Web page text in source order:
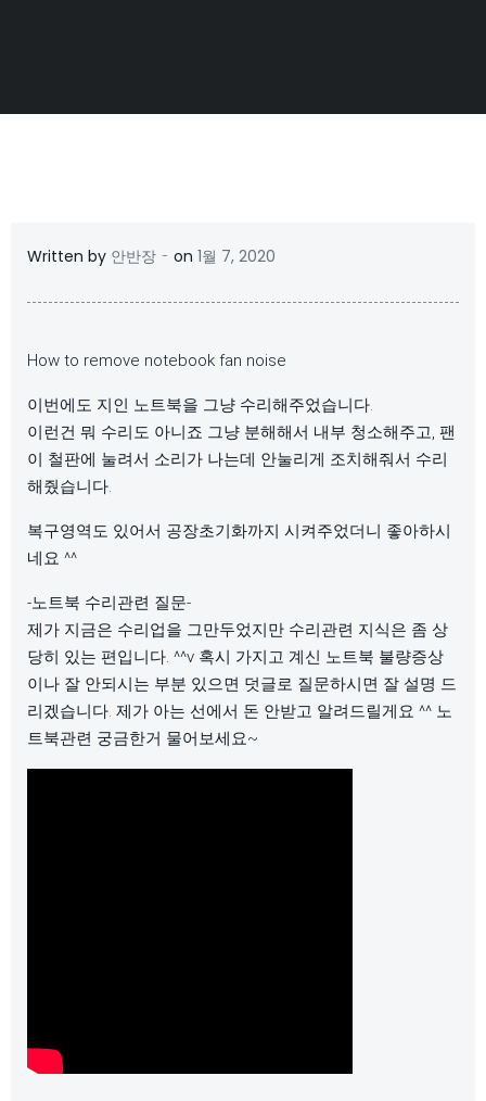
Written by 안반장 - on 1월 7, 2020
How to remove notebook fan noise
이번에도 지인 노트북을 그냥 수리해주었습니다.
이런건 뭐 수리도 아니죠 그냥 분해해서 내부 청소해주고, 팬
이 철판에 눌려서 소리가 나는데 안눌리게 조치해줘서 수리
해줬습니다.
복구영역도 있어서 공장초기화까지 시켜주었더니 좋아하시
네요 ^^
-노트북 수리관련 질문-
제가 지금은 수리업을 그만두었지만 수리관련 지식은 좀 상
당히 있는 편입니다. ^^v 혹시 가지고 계신 노트북 불량증상
이나 잘 안되시는 부분 있으면 덧글로 질문하시면 잘 설명 드
리겠습니다. 제가 아는 선에서 돈 안받고 알려드릴게요 ^^ 노
트북관련 궁금한거 물어보세요~